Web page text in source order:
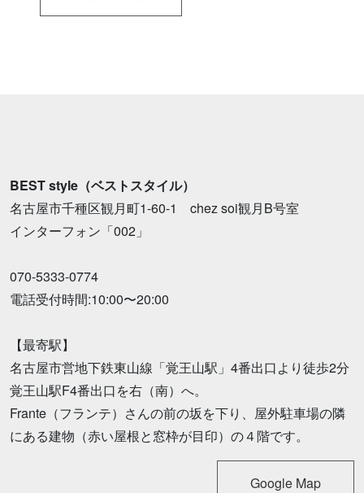
BEST style（ベストスタイル）
名古屋市千種区観月町1-60-1 chez soi観月B号室
インターフォン「002」
070-5333-0774
電話受付時間:10:00〜20:00
【最寄駅】
名古屋市営地下鉄東山線「覚王山駅」4番出口より徒歩2分
覚王山駅F4番出口を右（南）へ。
Frante（フランテ）さんの前の坂を下り、屋外駐車場の隣
にある建物（赤い屋根と窓枠が目印）の４階です。
Google Map